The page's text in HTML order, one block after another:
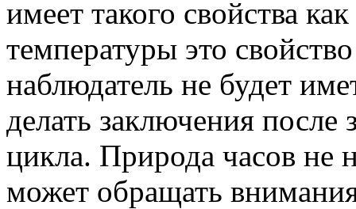
имеет такого свойства
температуры это
наблюдатель не будет
делать заключения после
цикла. Природа часов не
может обращать